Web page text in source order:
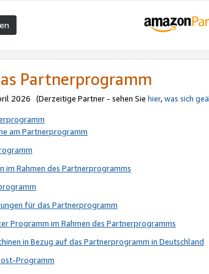
Partnerprogramm
2026 (Derzeitige Partner - sehen Sie hier,was sich
am Partnerprogramm
im Rahmen des Partnerprogramms
für das Partnerprogramm
Programm im Rahmen des Partnerprogramms
in Bezug auf das Partnerprogramm in Deutschland
Programm